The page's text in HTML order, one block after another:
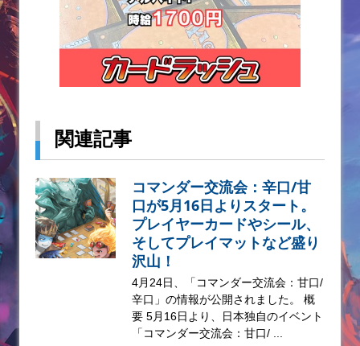
関連記事
コマンダー交流会：辛口/甘
口が5月16日よりスタート。
プレイヤーカードやシール、
そしてプレイマットなど盛り
沢山！
4月24日、「コマンダー交流会：甘口/
辛口」の情報が公開されました。 概
要 5月16日より、日本独自のイベント
「コマンダー交流会：甘口/ ...